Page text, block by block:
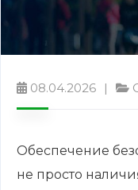
08.04.2026
Обеспечение
не просто